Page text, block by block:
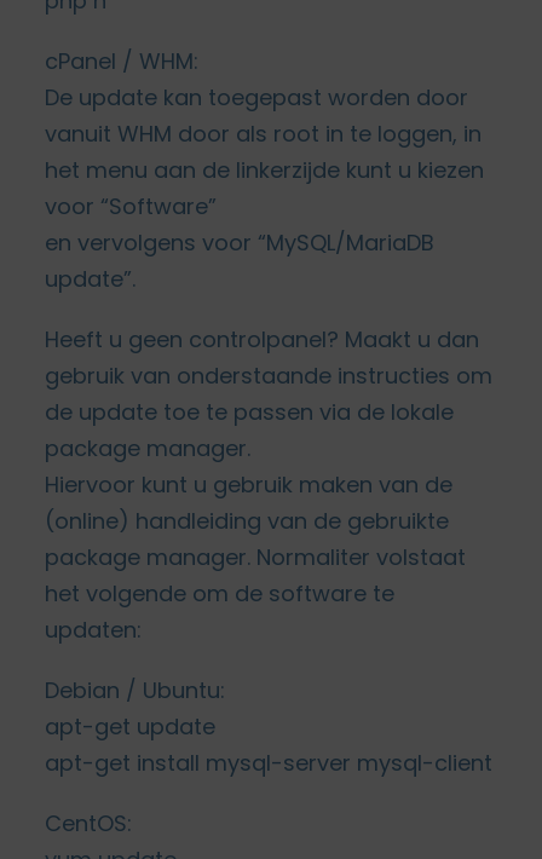
cPanel / WHM:
De update kan toegepast worden door
vanuit WHM door als root in te loggen, in
het menu aan de linkerzijde kunt u kiezen
voor “Software”
en vervolgens voor “MySQL/MariaDB
update”.
Heeft u geen controlpanel? Maakt u dan
gebruik van onderstaande instructies om
de update toe te passen via de lokale
package manager.
Hiervoor kunt u gebruik maken van de
(online) handleiding van de gebruikte
package manager. Normaliter volstaat
het volgende om de software te
updaten:
Debian / Ubuntu:
apt-get update
apt-get install mysql-server mysql-client
CentOS: